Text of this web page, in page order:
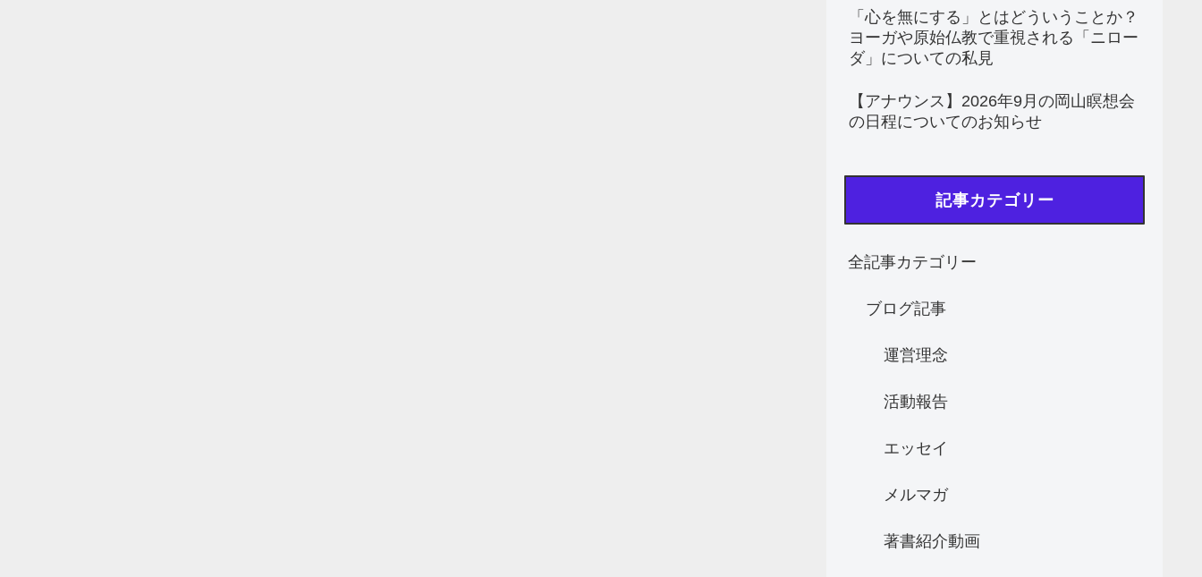
「心を無にする」とはどういうことか？
ヨーガや原始仏教で重視される「ニロー
ダ」についての私見
【アナウンス】2026年9月の岡山瞑想会
の日程についてのお知らせ
記事カテゴリー
全記事カテゴリー
ブログ記事
運営理念
活動報告
エッセイ
メルマガ
著書紹介動画